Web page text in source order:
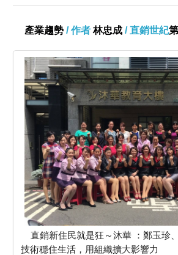
產業趨勢 / 作者林忠成 / 直銷世紀
直銷新住民就是狂～沐華 ：鄭玉珍、
技術穩住生活，用組織擴大影響力